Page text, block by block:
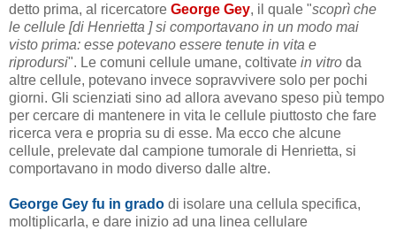
detto prima, al ricercatore George Gey, il quale "scoprì che
le cellule [di Henrietta ] si comportavano in un modo mai
visto prima: esse potevano essere tenute in vita e
riprodursi". Le comuni cellule umane, coltivate in vitro da
altre cellule, potevano invece sopravvivere solo per pochi
giorni. Gli scienziati sino ad allora avevano speso più tempo
per cercare di mantenere in vita le cellule piuttosto che fare
ricerca vera e propria su di esse. Ma ecco che alcune
cellule, prelevate dal campione tumorale di Henrietta, si
comportavano in modo diverso dalle altre.
George Gey fu in grado di isolare una cellula specifica,
moltiplicarla, e dare inizio ad una linea cellulare